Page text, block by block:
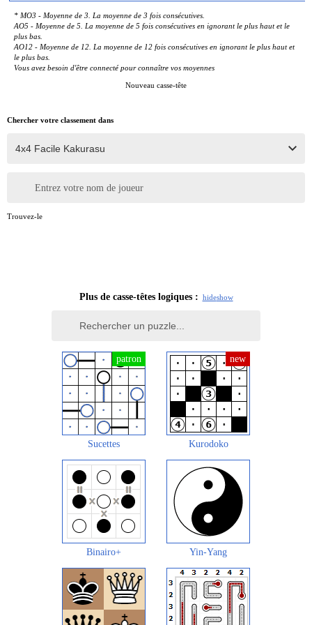
* MO3 - Moyenne de 3. La moyenne de 3 fois consécutives.
AO5 - Moyenne de 5. La moyenne de 5 fois consécutives en ignorant le plus haut et le
plus bas.
AO12 - Moyenne de 12. La moyenne de 12 fois consécutives en ignorant le plus haut et
le plus bas.
Vous avez besoin d'être connecté pour connaître vos moyennes
Nouveau casse-tête
Chercher votre classement dans
Entrez votre nom de joueur
Trouvez-le
Plus de casse-têtes logiques : hideshow
Sucettes Kurodoko
Binairo+ Yin-Yang